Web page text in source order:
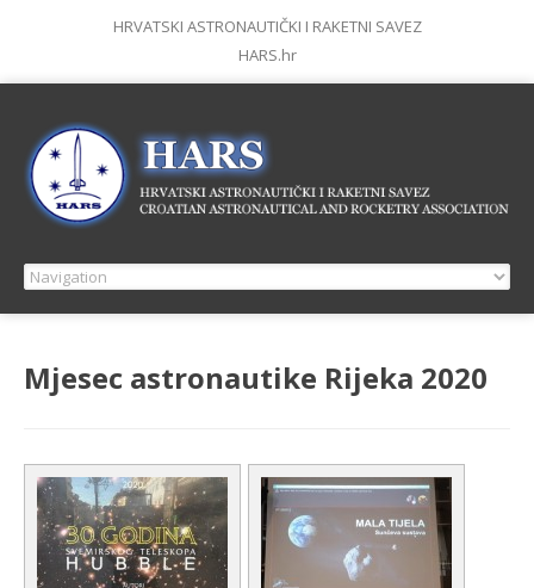
HRVATSKI ASTRONAUTIČKI I RAKETNI SAVEZ
HARS.hr
Mjesec astronautike Rijeka 2020